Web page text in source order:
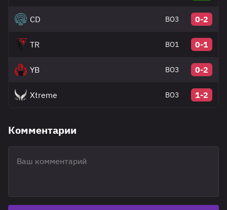
CD BO3 0-2
TR BO1 0-1
YB BO3 0-2
Xtreme BO3 1-2
Комментарии